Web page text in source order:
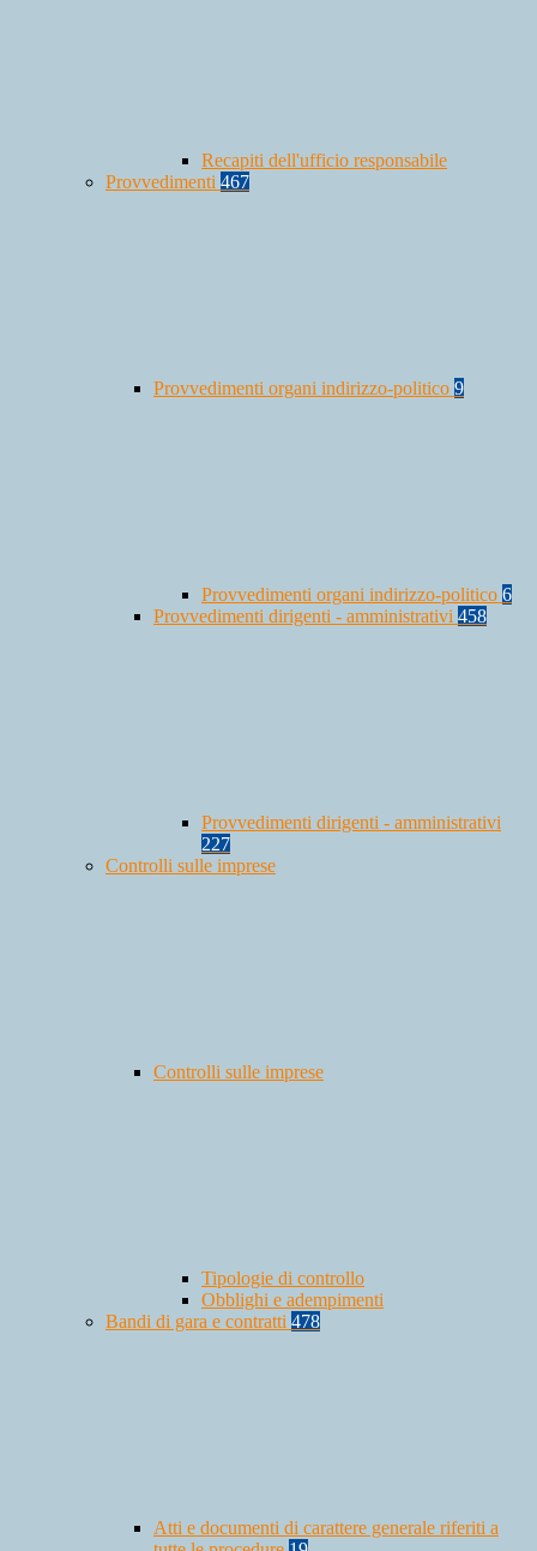
Recapiti dell'ufficio responsabile
Provvedimenti 467
Provvedimenti organi indirizzo-politico 9
Provvedimenti organi indirizzo-politico 6
Provvedimenti dirigenti - amministrativi 458
Provvedimenti dirigenti - amministrativi
227
Controlli sulle imprese
Controlli sulle imprese
Tipologie di controllo
Obblighi e adempimenti
Bandi di gara e contratti 478
Atti e documenti di carattere generale riferiti a